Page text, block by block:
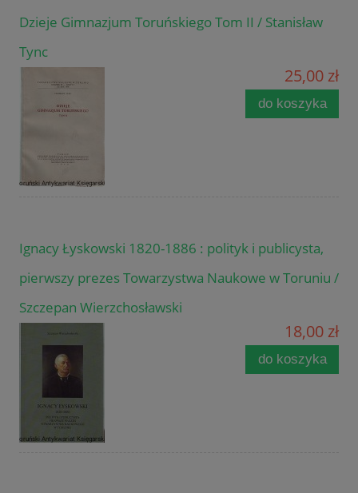
Dzieje Gimnazjum Toruńskiego Tom II / Stanisław
Tync
25,00 zł
do koszyka
Ignacy Łyskowski 1820-1886 : polityk i publicysta,
pierwszy prezes Towarzystwa Naukowe w Toruniu /
Szczepan Wierzchosławski
18,00 zł
do koszyka